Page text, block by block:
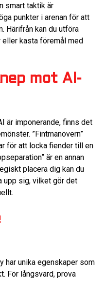
smart taktik är
punkter i arenan för att
Härifrån kan du utföra
kasta föremål med
mot AI-
är imponerande, finns det
”Fintmanövern”
för att locka fiender till en
är en annan
placera dig kan du
upp sig, vilket gör det
har unika egenskaper som
För långsvärd, prova